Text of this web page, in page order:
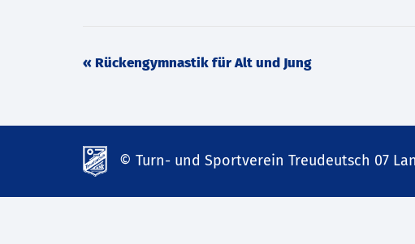
Veranstaltung
« Rückengymnastik für Alt und Jung
© Turn- und Sportverein Treudeutsch 07